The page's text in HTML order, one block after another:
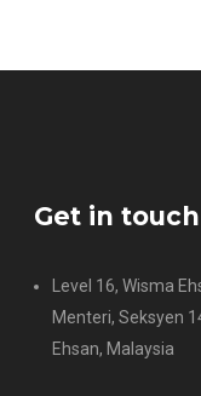
Get in touch
Level 16, Wisma
Menteri, Seksyen
Ehsan, Malaysia